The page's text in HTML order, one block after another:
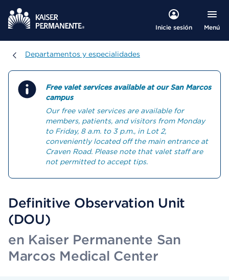
Inicie sesión Menú
Departamentos y especialidades
Departamentos y especialidades
Free valet services available at our San Marcos
campus
Our free valet services are available for
members, patients, and visitors from Monday
to Friday, 8 a.m. to 3 p.m., in Lot 2,
conveniently located off the main entrance at
Craven Road. Please note that valet staff are
not permitted to accept tips.
Definitive Observation Unit
(DOU)
en Kaiser Permanente San
Marcos Medical Center